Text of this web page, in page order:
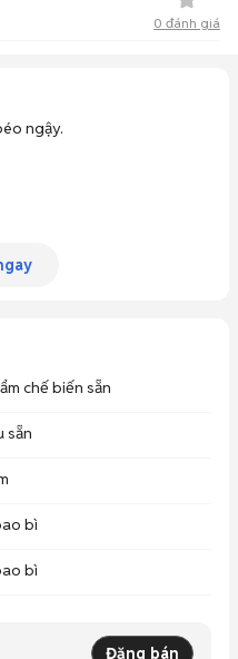
0 đánh giá
ngậy.
chế biến sẵn
sẵn
bì
bì
Đăng bán